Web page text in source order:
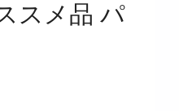
スメ品 パ